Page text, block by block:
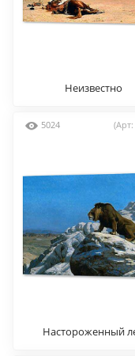
Неизвестно
5024
Настороженный